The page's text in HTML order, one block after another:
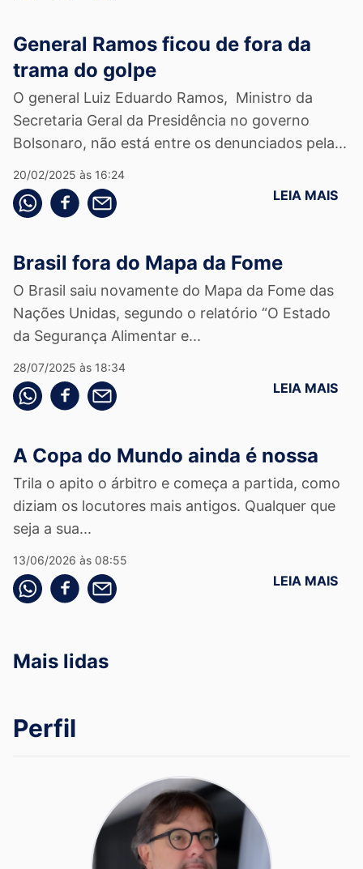
General Ramos ficou de fora da
trama do golpe
O general Luiz Eduardo Ramos, Ministro da
Secretaria Geral da Presidência no governo
Bolsonaro, não está entre os denunciados pela...
20/02/2025 às 16:24
Compartilhe pelo whatsapp
Compartilhar no facebook
Compartilhe pelo email LEIA MAIS
Brasil fora do Mapa da Fome
O Brasil saiu novamente do Mapa da Fome das
Nações Unidas, segundo o relatório “O Estado
da Segurança Alimentar e...
28/07/2025 às 18:34
Compartilhe pelo whatsapp
Compartilhar no facebook
Compartilhe pelo email LEIA MAIS
A Copa do Mundo ainda é nossa
Trila o apito o árbitro e começa a partida, como
diziam os locutores mais antigos. Qualquer que
seja a sua...
13/06/2026 às 08:55
Compartilhe pelo whatsapp
Compartilhar no facebook
Compartilhe pelo email LEIA MAIS
Mais lidas
Perfil